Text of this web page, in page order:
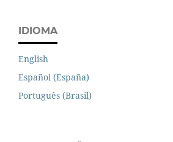
IDIOMA
English
Español (España)
Português (Brasil)